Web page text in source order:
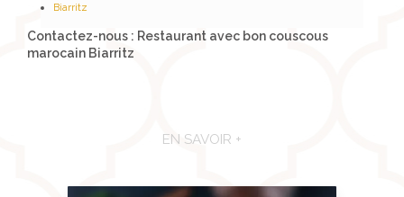
Biarritz
Contactez-nous : Restaurant avec bon couscous
marocain Biarritz
EN SAVOIR +